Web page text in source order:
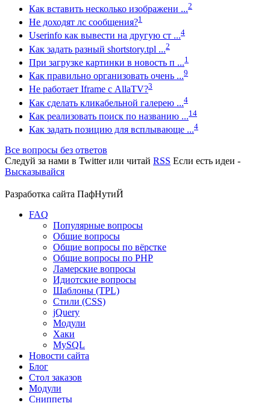
Как вставить несколько изображени ...2
Не доходят лс сообщения?1
Userinfo как вывести на другую ст ...4
Как задать разный shortstory.tpl ...2
При загрузке картинки в новость п ...1
Как правильно организовать очень ...9
Не работает Iframe с AllaTV?3
Как сделать кликабельной галерею ...4
Как реализовать поиск по названию ...14
Как задать позицию для всплывающе ...4
Все вопросы без ответов
Следуй за нами в Twitterили читай RSS Если есть идеи -
Высказывайся
Разработка сайта ПафНутиЙ
FAQ
Популярные вопросы
Общие вопросы
Общие вопросы по вёрстке
Общие вопросы по PHP
Ламерские вопросы
Идиотские вопросы
Шаблоны (TPL)
Стили (CSS)
jQuery
Модули
Хаки
MySQL
Новости сайта
Блог
Стол заказов
Модули
Сниппеты